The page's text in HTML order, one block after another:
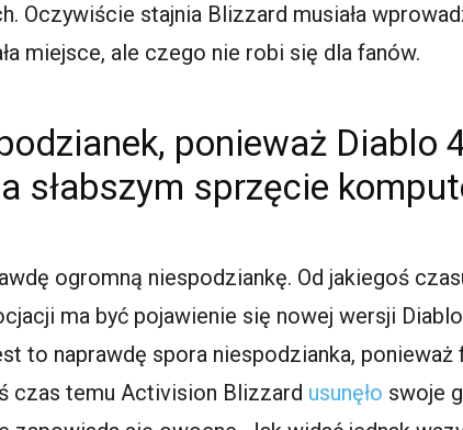
Oczywiście stajnia Blizzard musiała
miejsce, ale czego nie robi się dla fanów.
ponieważ Diablo
słabszym sprzęcie
ogromną niespodziankę. Od jakiegoś
ma być pojawienie się nowej wersji
to naprawdę spora niespodzianka, ponieważ
czas temu Activision Blizzard usunęło swoje